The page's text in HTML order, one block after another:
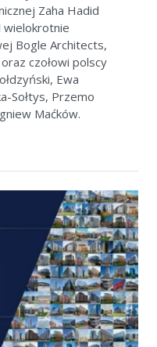
Zaha Hadid
wielokrotnie
Bogle Architects,
czołowi polscy
Ewa
Sołtys, Przemo
Maćków.